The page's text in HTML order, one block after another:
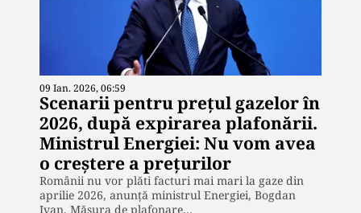
09 Ian. 2026, 06:59
Scenarii pentru prețul gazelor în
2026, după expirarea plafonării.
Ministrul Energiei: Nu vom avea
o creștere a prețurilor
Românii nu vor plăti facturi mai mari la gaze din
aprilie 2026, anunță ministrul Energiei, Bogdan
Ivan. Măsura de plafonare…